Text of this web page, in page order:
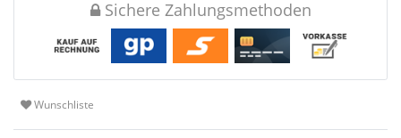
Sichere Zahlungsmethoden
Wunschliste